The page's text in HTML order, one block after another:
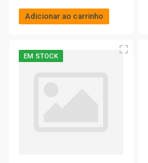
Adicionar ao carrinho
EM STOCK